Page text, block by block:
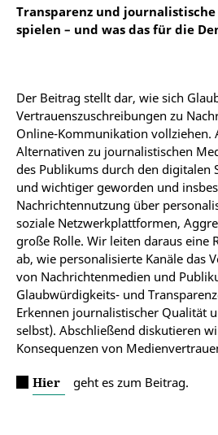
Transparenz und
spielen – und was das für die
Der Beitrag stellt dar, wie sich
Vertrauenszuschreibungen zu
Online-Kommunikation
Alternativen zu journalistischen
des Publikums durch den digitalen
und wichtiger geworden und
Nachrichtennutzung über
soziale Netzwerkplattformen,
große Rolle. Wir leiten daraus eine
ab, wie personalisierte Kanäle das
von Nachrichtenmedien und
Glaubwürdigkeits- und
Erkennen journalistischer Qualität
selbst). Abschließend diskutieren
Konsequenzen von
Hier geht es zum Beitrag.